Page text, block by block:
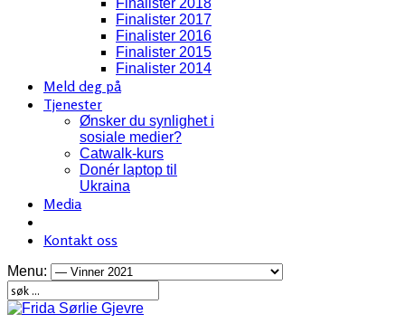
Finalister 2017
Finalister 2016
Finalister 2015
Finalister 2014
Meld deg på
Tjenester
Ønsker du synlighet i
sosiale medier?
Catwalk-kurs
Donér laptop til
Ukraina
Media
Kontakt oss
Menu: